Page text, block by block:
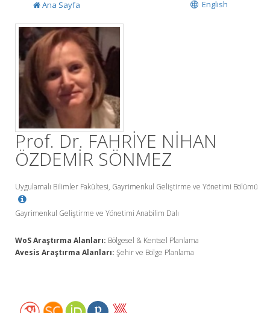
English
Ana Sayfa
Prof. Dr. FAHRİYE NİHAN
ÖZDEMİR SÖNMEZ
Uygulamalı Bilimler Fakültesi, Gayrimenkul Geliştirme ve Yönetimi Bölümü
Gayrimenkul Geliştirme ve Yönetimi Anabilim Dalı
WoS Araştırma Alanları: Bölgesel & Kentsel Planlama
Avesis Araştırma Alanları: Şehir ve Bölge Planlama